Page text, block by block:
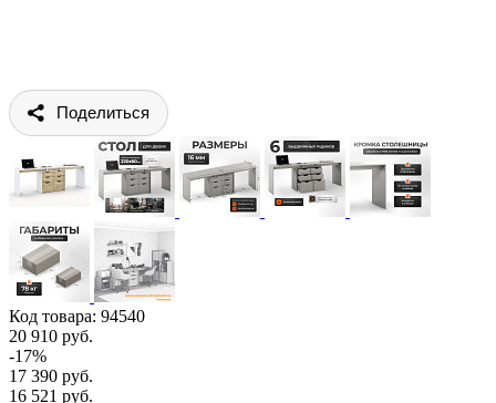
Поделиться
Код товара: 94540
20 910 руб.
-17%
17 390 руб.
16 521 руб.